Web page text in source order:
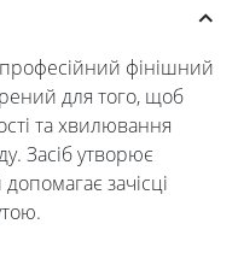
фінішний
для того, щоб
та хвилювання
Засіб утворює
зачісці